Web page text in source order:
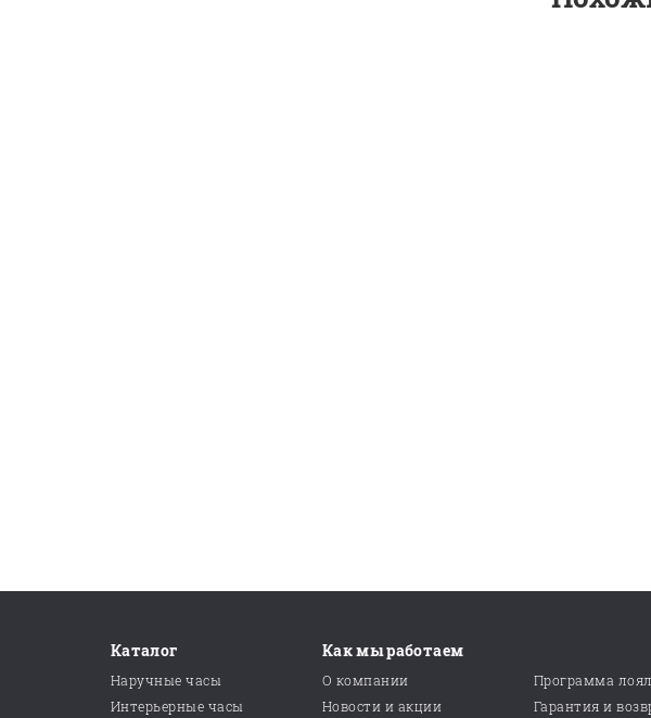
Каталог
Наручные часы
Интерьерные часы
Как мы работаем
О компании
Новости и акции
Программа
Гарантия и